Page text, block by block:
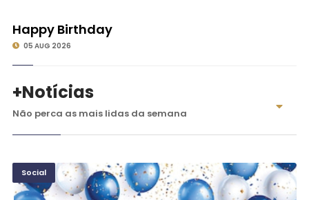
Happy Birthday
05 AUG 2026
+Notícias
Não perca as mais lidas da semana
Social